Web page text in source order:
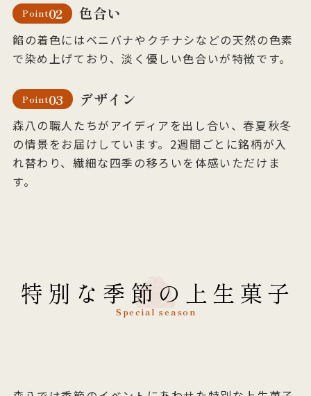
Point02 色合い
餡の着色にはベニバナやクチナシなどの天然の色素
で染め上げており、淡く優しい色合いが特徴です。
Point03 デザイン
森八の職人たちがアイディアを出し合い、春夏秋冬
の情景をお届けしています。2週間ごとに銘柄が入
れ替わり、繊細な四季の移ろいを体感いただけま
す。
特別な季節の上生菓子
Special season